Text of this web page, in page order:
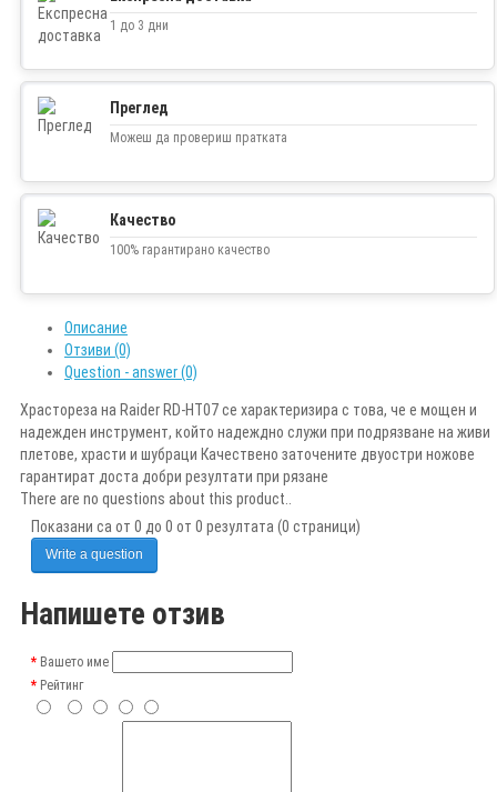
1 до 3 дни
Преглед
Можеш да провериш пратката
Качество
100% гарантирано качество
Описание
Отзиви (0)
Question - answer (0)
Храстореза на Raider RD-HT07 се характеризира с това, че е мощен и
надежден инструмент, който надеждно служи при подрязване на живи
плетове, храсти и шубраци Качествено заточените двуостри ножове
гарантират доста добри резултати при рязане
There are no questions about this product..
Показани са от 0 до 0 от 0 резултата (0 страници)
Write a question
Напишете отзив
Вашето име
Рейтинг